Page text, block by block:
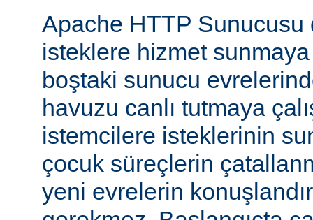
Apache HTTP Sunucusu
isteklere hizmet
boştaki sunucu
havuzu canlı tutmaya
istemcilere isteklerinin
çocuk süreçlerin
yeni evrelerin